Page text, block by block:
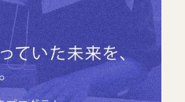
タグ
外トレンド
#協業